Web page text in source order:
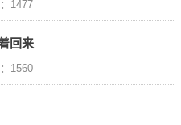
1477
回来
1560